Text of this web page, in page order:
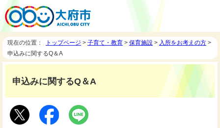
現在の位置： トップページ > 子育て・教育 > 保育施設 > 入所をお考えの方 >
申込みに関するQ＆A
申込みに関するQ＆A